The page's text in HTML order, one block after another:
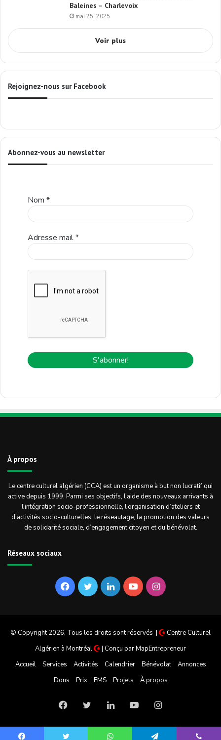
Baleines – Charlevoix
mai 25, 2025
Voir plus
Rejoignez-nous sur Facebook
Abonnez-vous au newsletter
Nom *
Adresse mail*
À propos
Le centre culturel algérien (CCA) est un organisme à but non lucratif qui
active depuis 1999. Parmi ses objectifs, l’aide des nouveaux arrivants à
l’intégration socio-professionnelle, l’organisation d’ateliers et
d’activités socio-culturelles, le réseautage, la promotion des valeurs
de solidarité sociale, d’engagement citoyen et du bénévolat.
Réseaux sociaux
FacebookTwitterLinkedinYouTubeInstagram
© Copyright 2026, Tous les droits sont réservés |
Centre Culturel
Algérien à Montréal
| Conçu parMapEntrepreneur
Accueil
Services Activités Calendrier Bénévolat
Annonces
Dons
Prix FMS Projets À propos
FacebookTwitterLinkedinYouTubeInstagram